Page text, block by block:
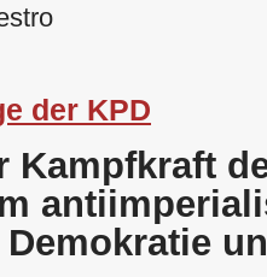
der KPD
Kampfkraft
Demokratie